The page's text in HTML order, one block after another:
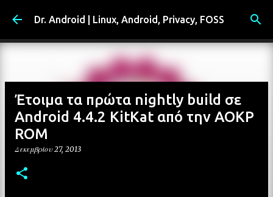
Μετάβαση στο κύριο περιεχόμενο
Dr. Android | Linux, Android, Privacy, FOSS
Έτοιμα τα πρώτα nightly build σε
Android 4.4.2 KitKat από την AOKP
ROM
Δεκεμβρίου 27, 2013